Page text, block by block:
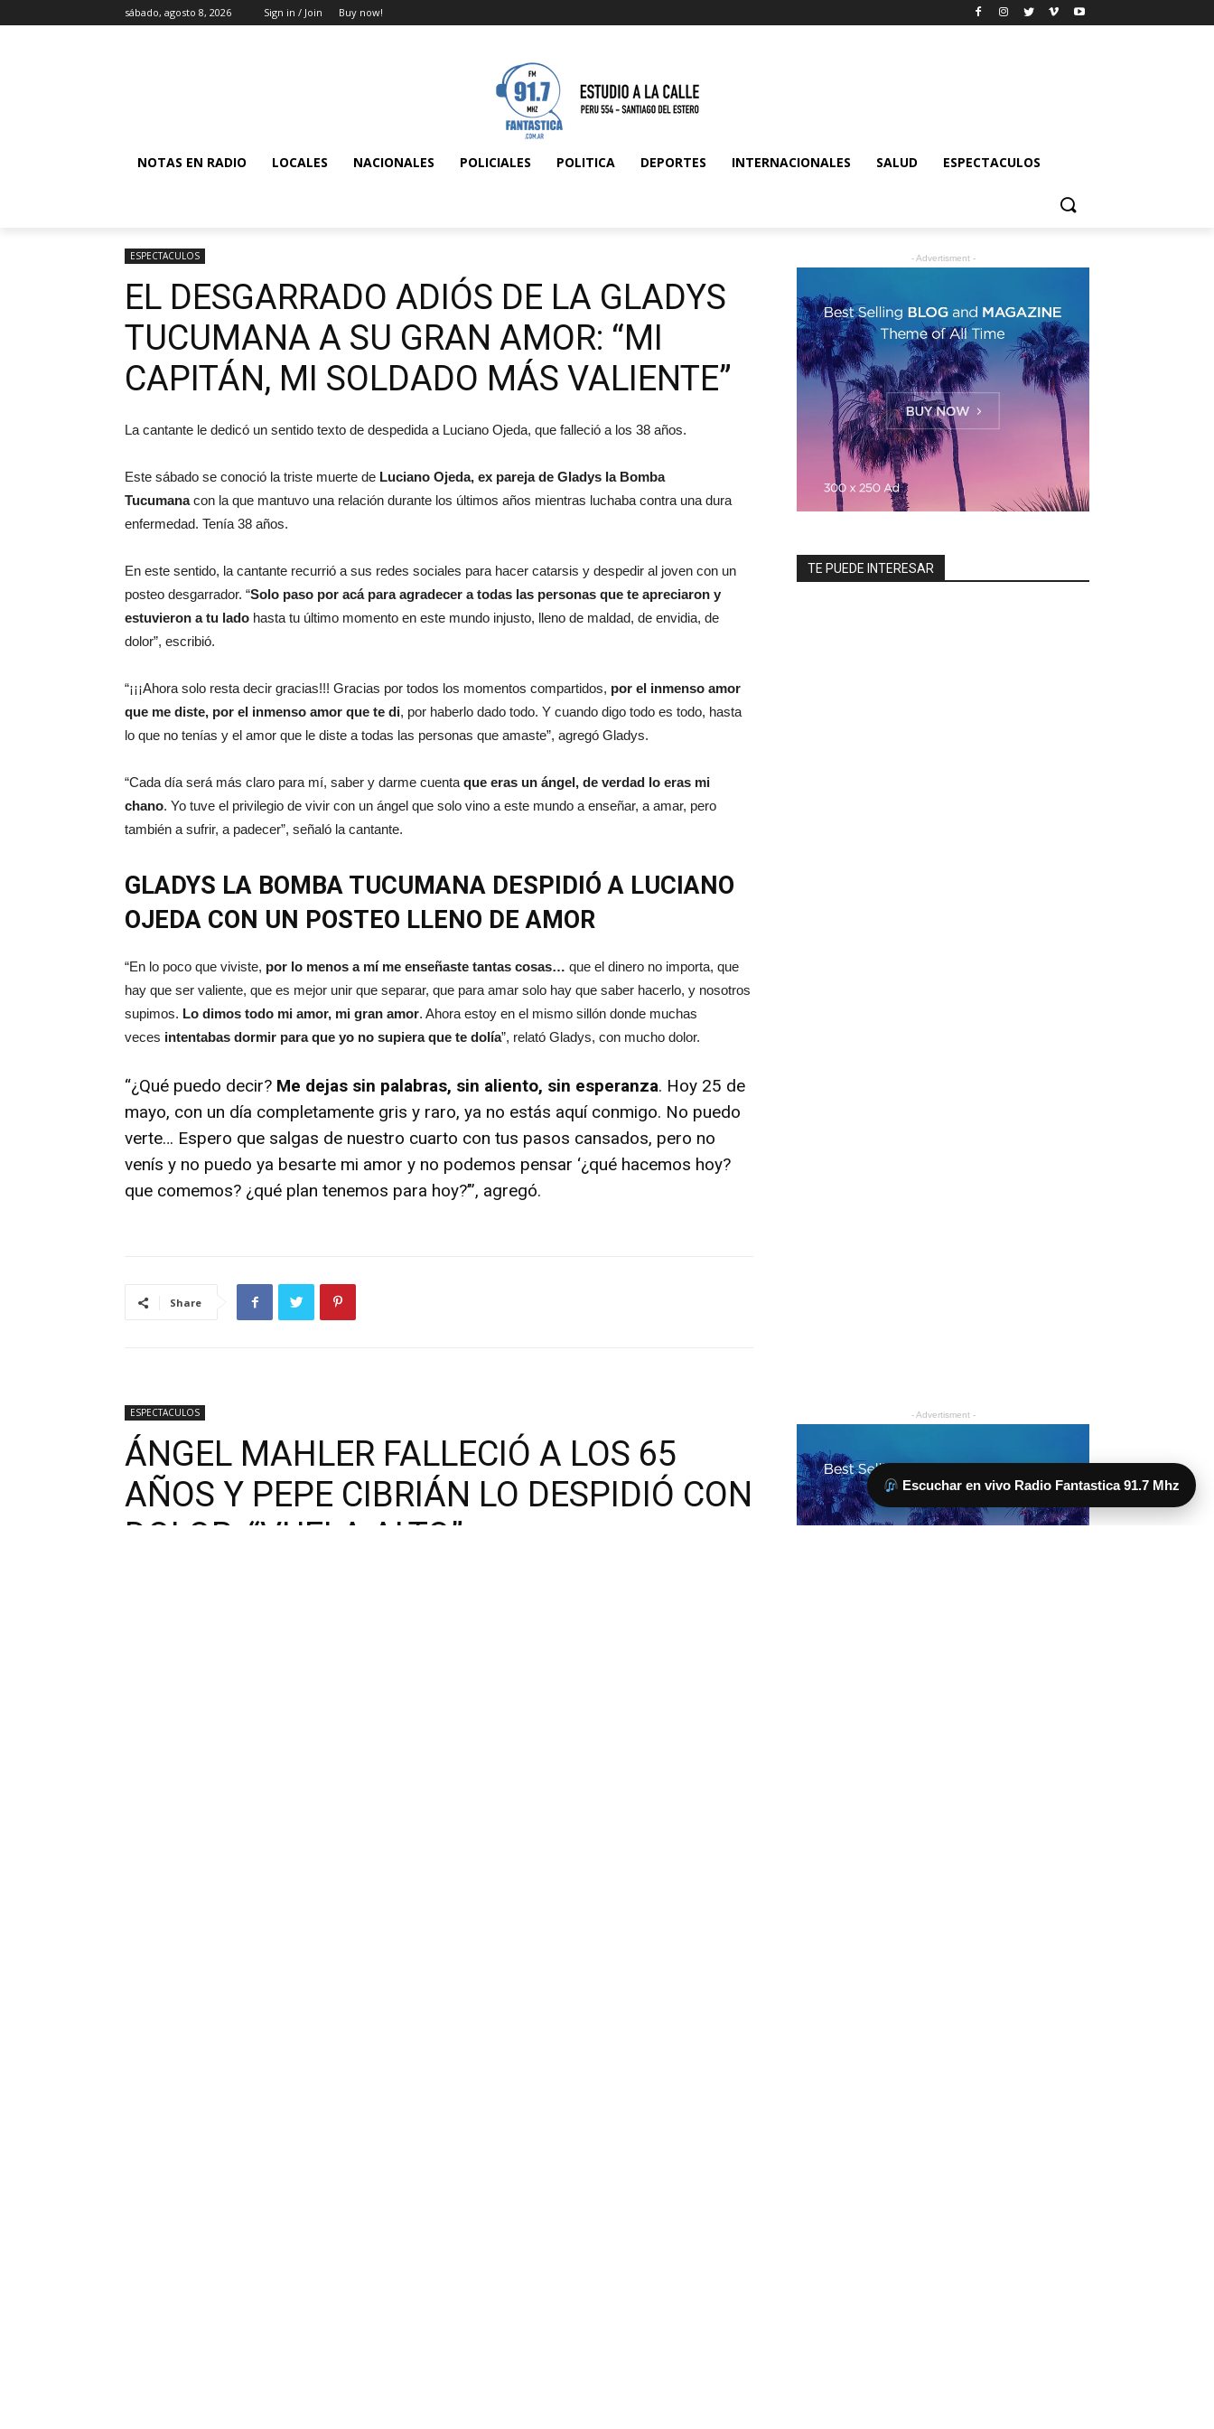
Escuchar en vivo Radio Fantastica 91.7 Mhz
sábado, agosto 8, 2026 Sign in / Join Buy now!
NOTAS EN RADIO LOCALES NACIONALES POLICIALES POLITICA DEPORTES INTERNACIONALES SALUD ESPECTACULOS
ESPECTACULOS
EL DESGARRADO ADIÓS DE LA GLADYS
TUCUMANA A SU GRAN AMOR: “MI
CAPITÁN, MI SOLDADO MÁS VALIENTE”
La cantante le dedicó un sentido texto de despedida a Luciano Ojeda, que falleció a los 38 años.
Este sábado se conoció la triste muerte de Luciano Ojeda, ex pareja de Gladys la Bomba
Tucumanacon la que mantuvo una relación durante los últimos años mientras luchaba contra una dura
enfermedad. Tenía 38 años.
En este sentido, la cantante recurrió a sus redes sociales para hacer catarsis y despedir al joven con un
posteo desgarrador. “Solo paso por acá para agradecer a todas las personas que te apreciaron y
estuvieron a tu lado hasta tu último momento en este mundo injusto, lleno de maldad, de envidia, de
dolor”, escribió.
“¡¡¡Ahora solo resta decir gracias!!! Gracias por todos los momentos compartidos, por el inmenso amor
que me diste, por el inmenso amor que te di, por haberlo dado todo. Y cuando digo todo es todo, hasta
lo que no tenías y el amor que le diste a todas las personas que amaste”, agregó Gladys.
“Cada día será más claro para mí, saber y darme cuenta que eras un ángel, de verdad lo eras mi
chano. Yo tuve el privilegio de vivir con un ángel que solo vino a este mundo a enseñar, a amar, pero
también a sufrir, a padecer”, señaló la cantante.
GLADYS LA BOMBA TUCUMANA DESPIDIÓ A LUCIANO
OJEDA CON UN POSTEO LLENO DE AMOR
“En lo poco que viviste, por lo menos a mí me enseñaste tantas cosas… que el dinero no importa, que
hay que ser valiente, que es mejor unir que separar, que para amar solo hay que saber hacerlo, y nosotros
supimos. Lo dimos todo mi amor, mi gran amor. Ahora estoy en el mismo sillón donde muchas
veces intentabas dormir para que yo no supiera que te dolía”, relató Gladys, con mucho dolor.
“¿Qué puedo decir? Me dejas sin palabras, sin aliento, sin esperanza. Hoy 25 de
mayo, con un día completamente gris y raro, ya no estás aquí conmigo. No puedo
verte… Espero que salgas de nuestro cuarto con tus pasos cansados, pero no
venís y no puedo ya besarte mi amor y no podemos pensar ‘¿qué hacemos hoy?
que comemos? ¿qué plan tenemos para hoy?’”, agregó.
Share
- Advertisment -
TE PUEDE INTERESAR